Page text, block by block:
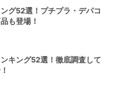
グ52選！プチプラ・デパコ
も登場！
キング52選！徹底調査して